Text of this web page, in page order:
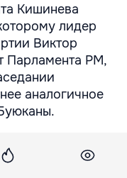
Кишинева
лидер
Виктор
Парламента РМ,
аналогичное